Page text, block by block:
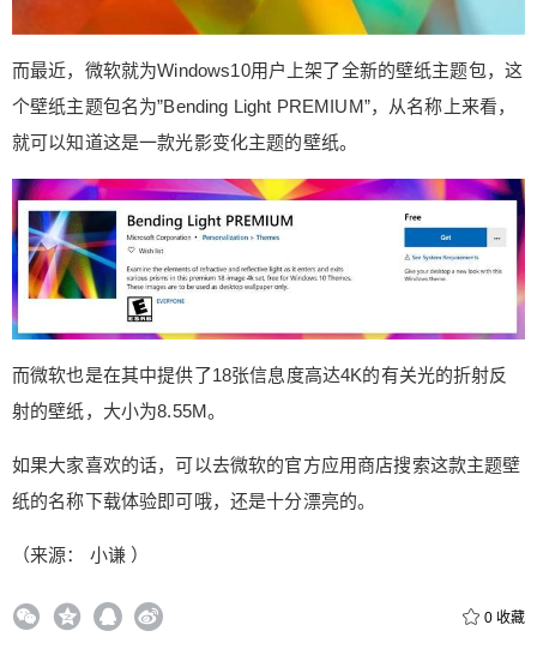
而最近，微软就为Windows10用户上架了全新的壁纸主题包，这
个壁纸主题包名为”Bending Light PREMIUM”，从名称上来看，
就可以知道这是一款光影变化主题的壁纸。
而微软也是在其中提供了18张信息度高达4K的有关光的折射反
射的壁纸，大小为8.55M。
如果大家喜欢的话，可以去微软的官方应用商店搜索这款主题壁
纸的名称下载体验即可哦，还是十分漂亮的。
（来源： 小谦 ）
0 收藏